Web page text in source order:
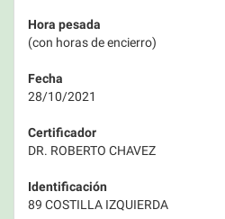
Hora pesada
(con horas de encierro)
Fecha
28/10/2021
Certificador
DR. ROBERTO CHAVEZ
Identificación
89 COSTILLA IZQUIERDA